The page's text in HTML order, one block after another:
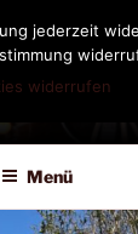
Menü
jederzeit
widerrufen